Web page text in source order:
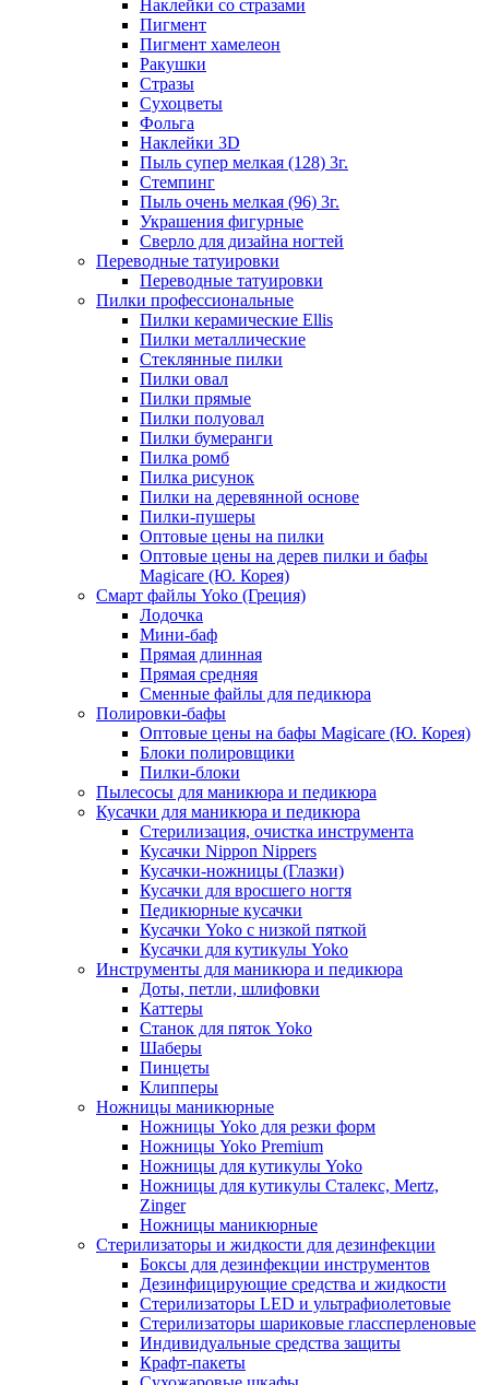
Наклейки со стразами
Пигмент
Пигмент хамелеон
Ракушки
Стразы
Сухоцветы
Фольга
Наклейки 3D
Пыль супер мелкая (128) 3г.
Стемпинг
Пыль очень мелкая (96) 3г.
Украшения фигурные
Сверло для дизайна ногтей
Переводные татуировки
Переводные татуировки
Пилки профессиональные
Пилки керамические Ellis
Пилки металлические
Стеклянные пилки
Пилки овал
Пилки прямые
Пилки полуовал
Пилки бумеранги
Пилка ромб
Пилка рисунок
Пилки на деревянной основе
Пилки-пушеры
Оптовые цены на пилки
Оптовые цены на дерев пилки и бафы
Magicare (Ю. Корея)
Смарт файлы Yoko (Греция)
Лодочка
Мини-баф
Прямая длинная
Прямая средняя
Сменные файлы для педикюра
Полировки-бафы
Оптовые цены на бафы Magicare (Ю. Корея)
Блоки полировщики
Пилки-блоки
Пылесосы для маникюра и педикюра
Кусачки для маникюра и педикюра
Стерилизация, очистка инструмента
Кусачки Nippon Nippers
Кусачки-ножницы (Глазки)
Кусачки для вросшего ногтя
Педикюрные кусачки
Кусачки Yoko с низкой пяткой
Кусачки для кутикулы Yoko
Инструменты для маникюра и педикюра
Доты, петли, шлифовки
Каттеры
Станок для пяток Yoko
Шаберы
Пинцеты
Клипперы
Ножницы маникюрные
Ножницы Yoko для резки форм
Ножницы Yoko Premium
Ножницы для кутикулы Yoko
Ножницы для кутикулы Сталекс, Mertz,
Zinger
Ножницы маникюрные
Стерилизаторы и жидкости для дезинфекции
Боксы для дезинфекции инструментов
Дезинфицирующие средства и жидкости
Стерилизаторы LED и ультрафиолетовые
Стерилизаторы шариковые глассперленовые
Индивидуальные средства защиты
Крафт-пакеты